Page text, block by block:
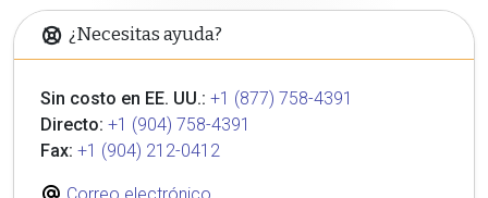
¿Necesitas ayuda?
Sin costo en EE. UU.: +1 (877) 758-4391
Directo: +1 (904) 758-4391
Fax: +1 (904) 212-0412